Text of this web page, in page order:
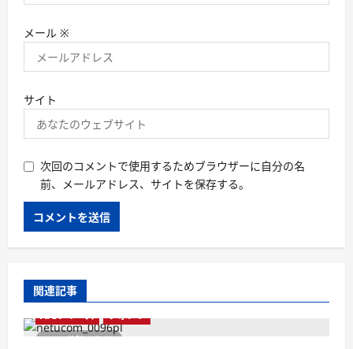
メール ※
サイト
次回のコメントで使用するためブラウザーに自分の名
前、メールアドレス、サイトを保存する。
関連記事
1 分読み取り
AFSシリーズ フォント